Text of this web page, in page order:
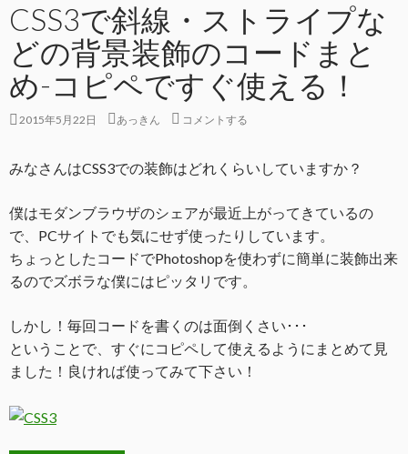
CSS3で斜線・ストライプな
どの背景装飾のコードまと
め-コピペですぐ使える！
2015年5月22日 あっきん コメントする
みなさんはCSS3での装飾はどれくらいしていますか？
僕はモダンブラウザのシェアが最近上がってきているの
で、PCサイトでも気にせず使ったりしています。
ちょっとしたコードでPhotoshopを使わずに簡単に装飾出来
るのでズボラな僕にはピッタリです。
しかし！毎回コードを書くのは面倒くさい･･･
ということで、すぐにコピペして使えるようにまとめて見
ました！良ければ使ってみて下さい！